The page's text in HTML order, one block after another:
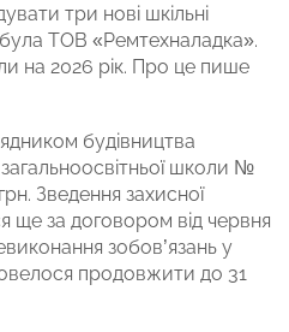
три нові шкільні
ТОВ «Ремтехналадка».
на 2026 рік. Про це пише
будівництва
школи №
Зведення захисної
ще за договором від червня
зобов’язань у
продовжити до 31